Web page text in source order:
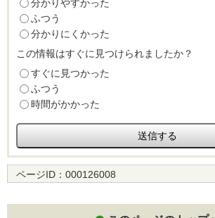
分かりやすかった
ふつう
分かりにくかった
この情報はすぐに見つけられましたか？
すぐに見つかった
ふつう
時間がかかった
ページID： 000126008